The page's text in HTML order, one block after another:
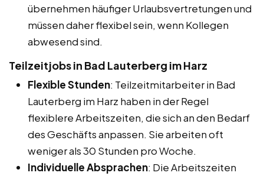
übernehmen häufiger Urlaubsvertretungen und
müssen daher flexibel sein, wenn Kollegen
abwesend sind.
Teilzeitjobs in Bad Lauterberg im Harz
Flexible Stunden: Teilzeitmitarbeiter in Bad
Lauterberg im Harz haben in der Regel
flexiblere Arbeitszeiten, die sich an den Bedarf
des Geschäfts anpassen. Sie arbeiten oft
weniger als 30 Stunden pro Woche.
Individuelle Absprachen: Die Arbeitszeiten